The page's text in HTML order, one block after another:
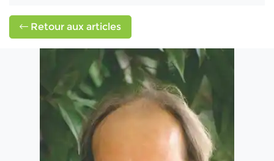
Retour aux articles